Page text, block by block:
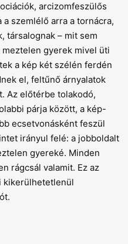
arcizomfeszülős
szemlélő arra a tornácra,
társalognak – mit sem
gyerek mivel üti
a kép két szélén ferdén
el, feltűnő árnyalatok
Az előtérbe tolakodó,
párja között, a kép-
ecsetvonásként feszül
irányul felé: a jobboldalt
gyereké. Minden
rágcsál valamit. Ez az
kikerülhetetlenül